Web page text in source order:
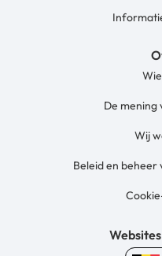
De mening
Wij
Beleid en beheer